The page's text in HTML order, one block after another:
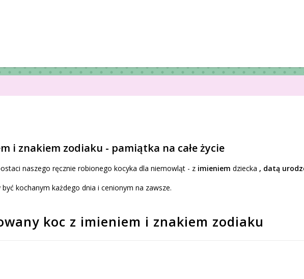
i znakiem zodiaku - pamiątka na całe życie
naszego ręcznie robionego kocyka dla niemowląt - z imieniem dziecka , datą
kochanym każdego dnia i cenionym na zawsze.
koc z imieniem i znakiem zodiaku